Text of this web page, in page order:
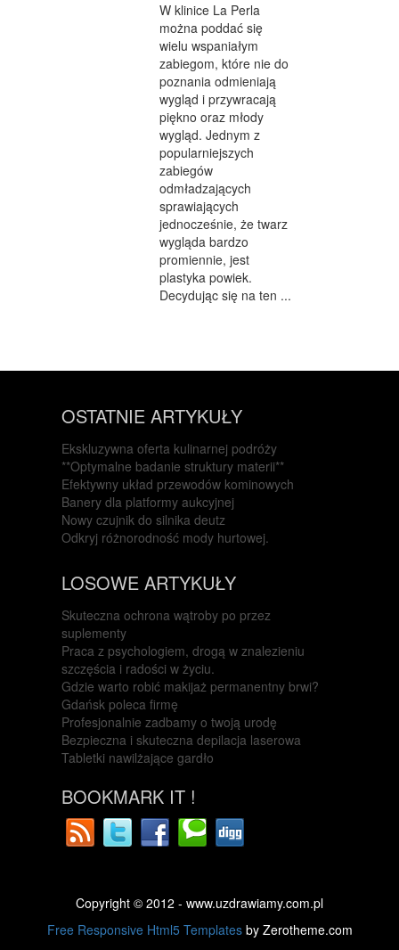
W klinice La Perla
można poddać się
wielu wspaniałym
zabiegom, które nie do
poznania odmieniają
wygląd i przywracają
piękno oraz młody
wygląd. Jednym z
popularniejszych
zabiegów
odmładzających
sprawiających
jednocześnie, że twarz
wygląda bardzo
promiennie, jest
plastyka powiek.
Decydując się na ten ...
OSTATNIE ARTYKUŁY
Ekskluzywna oferta kulinarnej podróży
**Optymalne badanie struktury materii**
Efektywny układ przewodów kominowych
Banery dla platformy aukcyjnej
Nowy czujnik do silnika deutz
Odkryj różnorodność mody hurtowej.
LOSOWE ARTYKUŁY
Skuteczna ochrona wątroby po przez
suplementy
Praca z psychologiem, drogą w znalezieniu
szczęścia i radości w życiu.
Gdzie warto robić makijaż permanentny brwi?
Gdańsk poleca firmę
Profesjonalnie zadbamy o twoją urodę
Bezpieczna i skuteczna depilacja laserowa
Tabletki nawilżające gardło
BOOKMARK IT !
Copyright © 2012 - www.uzdrawiamy.com.pl
Free Responsive Html5 Templatesby Zerotheme.com